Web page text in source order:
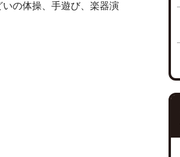
の体操、手遊び、楽器演